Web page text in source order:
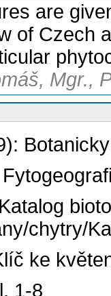
are
of Czech
Mgr.,
chytry/
ke
1-8